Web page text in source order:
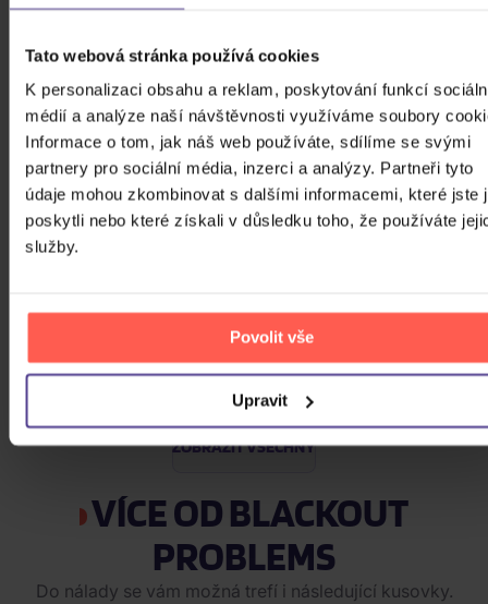
Tato webová stránka používá cookies
K personalizaci obsahu a reklam, poskytování funkcí
médií a analýze naší návštěvnosti využíváme soubory
Informace o tom, jak náš web používáte, sdílíme se svými
partnery pro sociální média, inzerci a analýzy. Partneři tyto
údaje mohou zkombinovat s dalšími informacemi, které jste
poskytli nebo které získali v důsledku toho, že používáte
služby.
Povolit vše
Upravit
Skladem
Linkin Park: From Zero (Coloured
Blue Vinyl)
Vinyl
589 Kč
Skladem
ZOBRAZIT VŠECHNY
VÍCE OD BLACKOUT
PROBLEMS
Do nálady se vám možná trefí i následující kusovky.